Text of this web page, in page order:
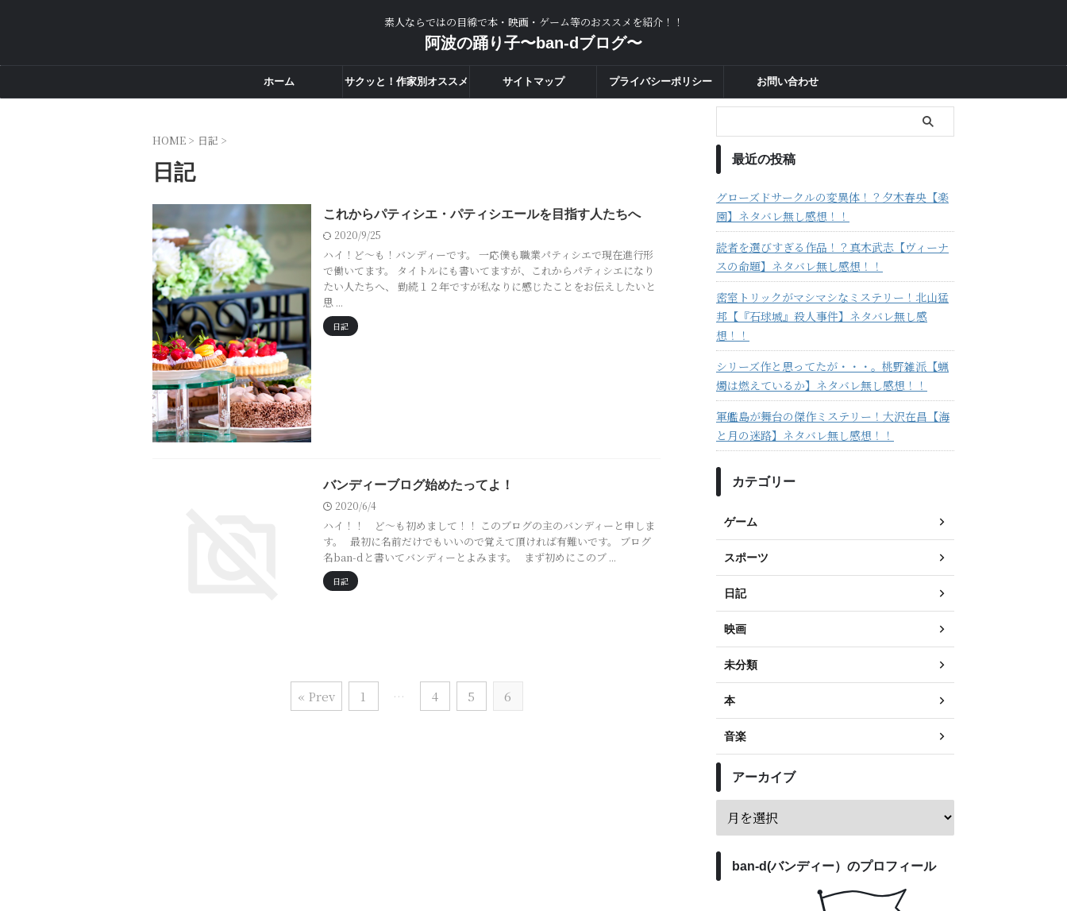
素人ならではの目線で本・映画・ゲーム等のおススメを紹介！！
阿波の踊り子〜ban-dブログ〜
ホーム サクッと！作家別オススメ サイトマップ プライバシーポリシー お問い合わせ
HOME > 日記 >
日記
これからパティシエ・パティシエールを目指す人たちへ
2020/9/25
ハイ！ど～も！バンディーです。 一応僕も職業パティシエで現在進行形
で働いてます。 タイトルにも書いてますが、これからパティシエになり
たい人たちへ、 勤続１２年ですが私なりに感じたことをお伝えしたいと
思 ...
日記
バンディーブログ始めたってよ！
2020/6/4
ハイ！！ ど～も初めまして！！ このブログの主のバンディーと申しま
す。 最初に名前だけでもいいので覚えて頂ければ有難いです。 ブログ
名ban-dと書いてバンディーとよみます。 まず初めにこのブ ...
日記
« Prev 1 … 4 5 6
最近の投稿
グローズドサークルの変異体！？夕木春央【楽
園】ネタバレ無し感想！！
読者を選びすぎる作品！？真木武志【ヴィーナ
スの命題】ネタバレ無し感想！！
密室トリックがマシマシなミステリー！北山猛
邦【『石球城』殺人事件】ネタバレ無し感
想！！
シリーズ作と思ってたが・・・。桃野雑派【蝋
燭は燃えているか】ネタバレ無し感想！！
軍艦島が舞台の傑作ミステリー！大沢在昌【海
と月の迷路】ネタバレ無し感想！！
カテゴリー
ゲーム
スポーツ
日記
映画
未分類
本
音楽
アーカイブ
ban-d(バンディー）のプロフィール